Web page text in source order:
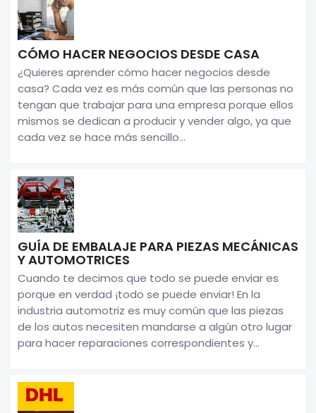
CÓMO HACER NEGOCIOS DESDE CASA
¿Quieres aprender cómo hacer negocios desde
casa? Cada vez es más común que las personas no
tengan que trabajar para una empresa porque ellos
mismos se dedican a producir y vender algo, ya que
cada vez se hace más sencillo...
GUÍA DE EMBALAJE PARA PIEZAS MECÁNICAS
Y AUTOMOTRICES
Cuando te decimos que todo se puede enviar es
porque en verdad ¡todo se puede enviar! En la
industria automotriz es muy común que las piezas
de los autos necesiten mandarse a algún otro lugar
para hacer reparaciones correspondientes y...